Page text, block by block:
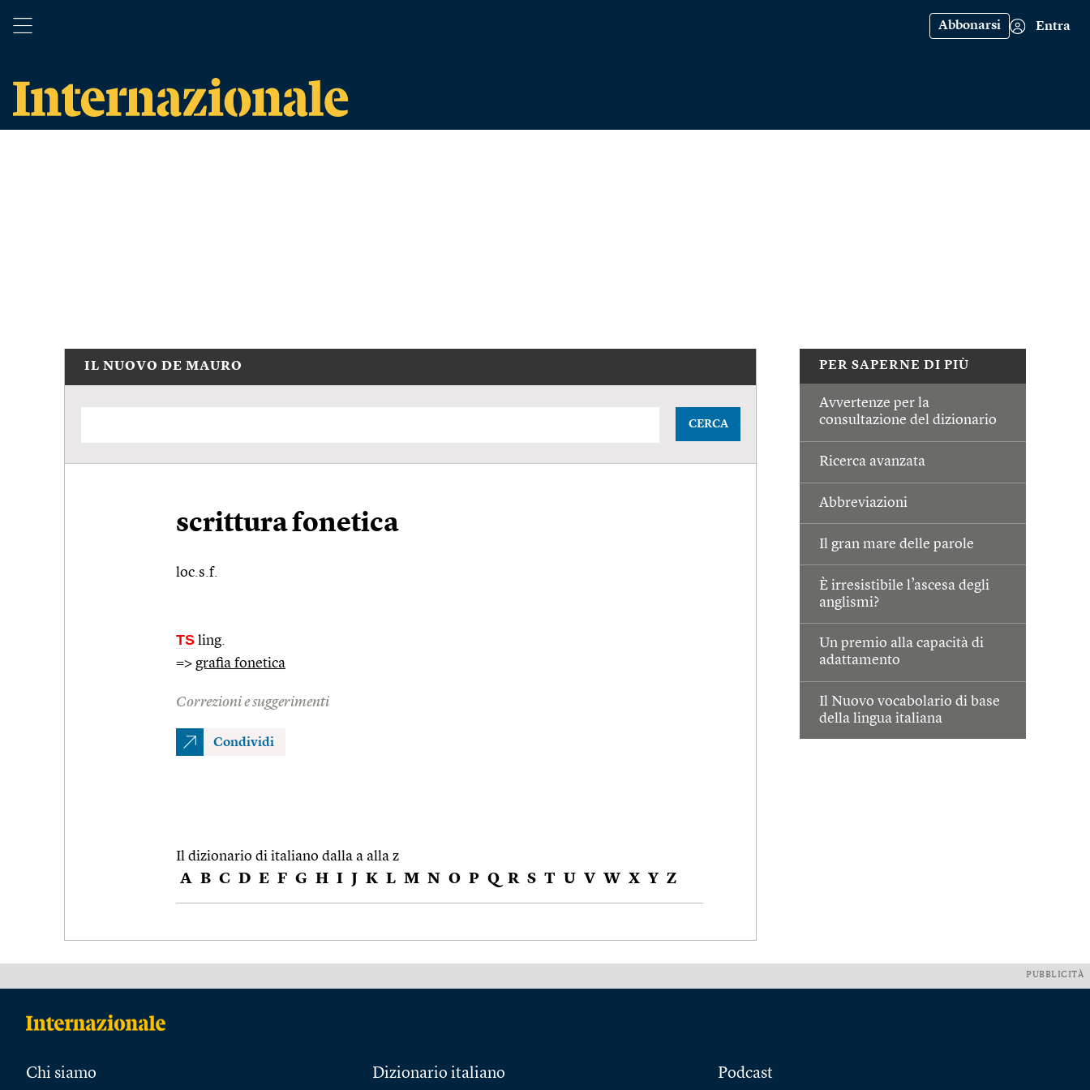
Abbonarsi Entra
PER SAPERNE DI PIÙ
Avvertenze per la
consultazione del dizionario
Ricerca avanzata
Abbreviazioni
Il gran mare delle parole
È irresistibile l’ascesa degli
anglismi?
Un premio alla capacità di
adattamento
Il Nuovo vocabolario di base
della lingua italiana
IL NUOVO DE MAURO
CERCA
scrittura fonetica
loc.s.f.
TS ling.
=> grafia fonetica
Correzioni e suggerimenti
Condividi
Il dizionario di italiano dalla a alla z
A B C D E F G H I J K L M N O P Q R S T U V W X Y Z
PUBBLICITÀ
Chi siamo Dizionario italiano Podcast